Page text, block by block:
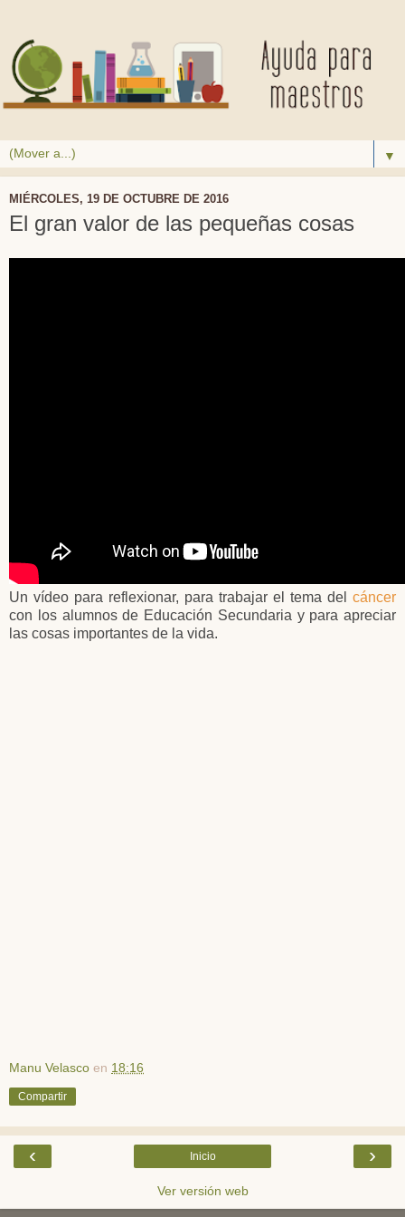
▼
MIÉRCOLES, 19 DE OCTUBRE DE 2016
El gran valor de las pequeñas cosas
Un vídeo para reflexionar, para trabajar el tema del cáncer
con los alumnos de Educación Secundaria y para apreciar
las cosas importantes de la vida.
Manu Velasco en 18:16
Compartir
‹ ›
Inicio
Ver versión web